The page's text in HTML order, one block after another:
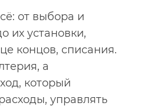
от выбора и
их установки,
концов, списания.
а
который
управлять